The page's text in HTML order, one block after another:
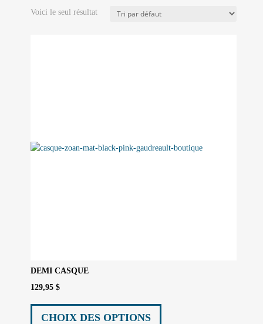
Voici le seul résultat
DEMI CASQUE
129,95 $
CHOIX DES OPTIONS